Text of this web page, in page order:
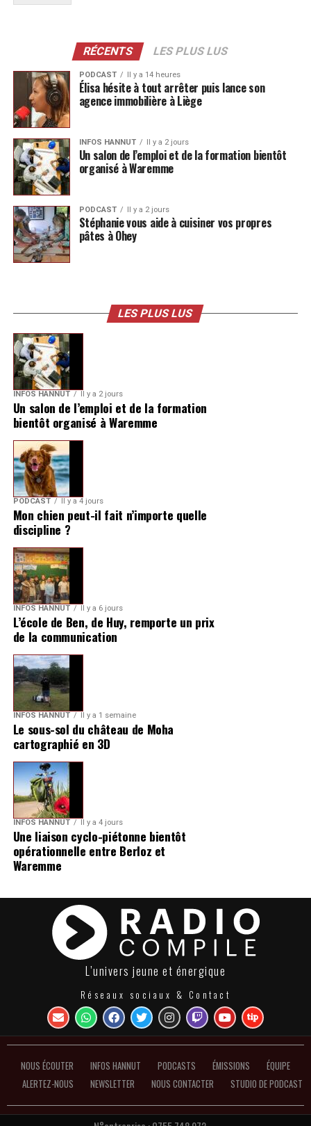
RÉCENTS LES PLUS LUS
PODCAST Il y a 14 heures
Élisa hésite à tout arrêter puis lance son
agence immobilière à Liège
INFOS HANNUT Il y a 2 jours
Un salon de l’emploi et de la formation bientôt
organisé à Waremme
PODCAST Il y a 2 jours
Stéphanie vous aide à cuisiner vos propres
pâtes à Ohey
LES PLUS LUS
INFOS HANNUT Il y a 2 jours
Un salon de l’emploi et de la formation
bientôt organisé à Waremme
PODCAST Il y a 4 jours
Mon chien peut-il fait n’importe quelle
discipline ?
INFOS HANNUT Il y a 6 jours
L’école de Ben, de Huy, remporte un prix
de la communication
INFOS HANNUT Il y a 1 semaine
Le sous-sol du château de Moha
cartographié en 3D
INFOS HANNUT Il y a 4 jours
Une liaison cyclo-piétonne bientôt
opérationnelle entre Berloz et
Waremme
L’univers jeune et énergique
Réseaux sociaux & Contact
NOUS ÉCOUTER INFOS HANNUT PODCASTS ÉMISSIONS
ÉQUIPE
ALERTEZ-NOUS
NEWSLETTER NOUS CONTACTER STUDIO DE PODCAST